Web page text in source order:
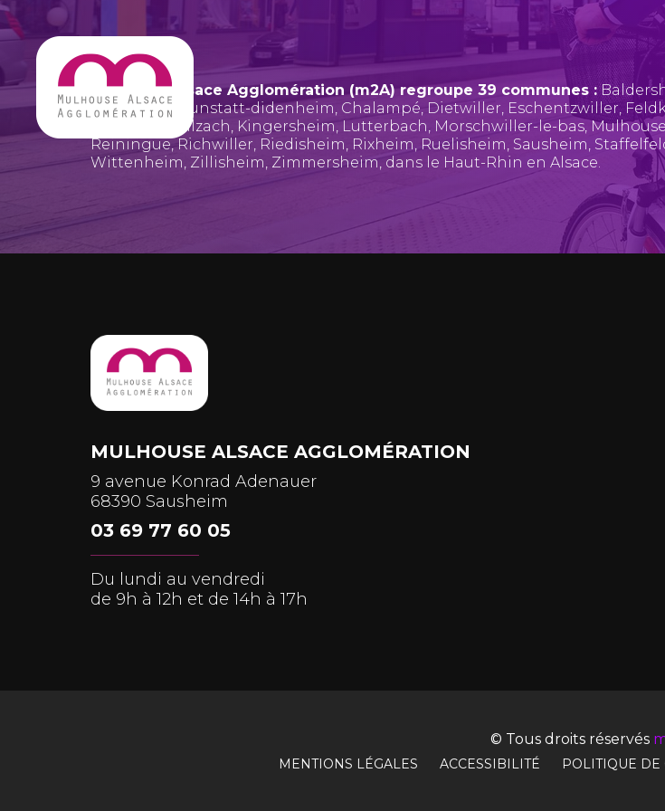
Mulhouse Alsace Agglomération (m2A) regroupe 39 communes :
Bruebach, Brunstatt-didenheim, Chalampé, Dietwiller, Eschentzwiller,
Illzach, Kingersheim, Lutterbach, Morschwiller-le-bas,Mulhouse
Reiningue,Richwiller, Riedisheim, Rixheim, Ruelisheim, Sausheim,
Wittenheim, Zillisheim, Zimmersheim, dans le Haut-Rhin en Alsace.
MULHOUSE ALSACE AGGLOMÉRATION
9 avenue Konrad Adenauer
68390 Sausheim
03 69 77 60 05
Du lundi au vendredi
de 9h à 12h et de 14h à 17h
© Tous droits réservés
MENTIONS LÉGALES ACCESSIBILITÉ POLITIQUE